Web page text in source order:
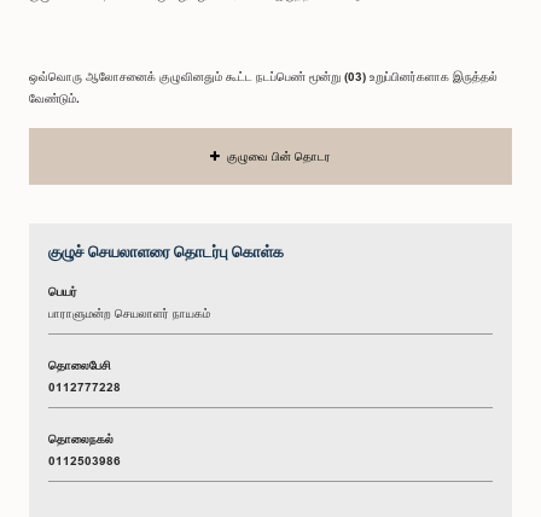
ஒவ்வொரு ஆலோசனைக் குழுவினதும் கூட்ட நடப்பெண் மூன்று (03) உறுப்பினர்களாக இருத்தல்
வேண்டும்.
குழுவை பின் தொடர
குழுச் செயலாளரை தொடர்பு கொள்க
பெயர்
பாராளுமன்ற செயலாளர் நாயகம்
தொலைபேசி
0112777228
தொலைநகல்
0112503986